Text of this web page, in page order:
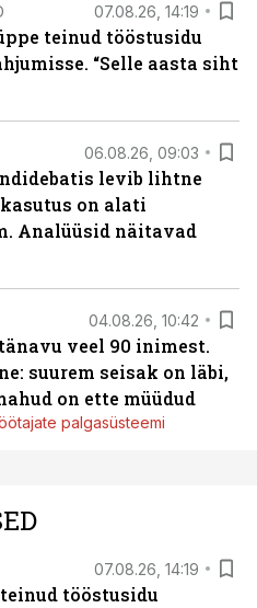
07.08.26, 14:19
teinud tööstusidu
“Selle aasta siht
06.08.26, 09:03
levib lihtne
on alati
Analüüsid näitavad
04.08.26, 10:42
veel 90 inimest.
suurem seisak on läbi,
on ette müüdud
palgasüsteemi
07.08.26, 14:19
tööstusidu